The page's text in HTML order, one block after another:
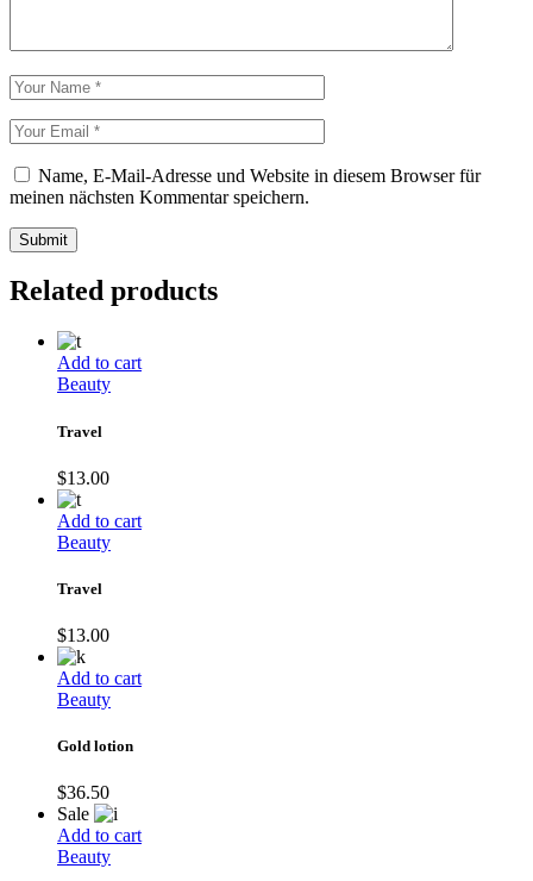
Name, E-Mail-Adresse und Website in diesem Browser für
meinen nächsten Kommentar speichern.
Submit
Related products
Add to cart
Beauty
Travel
$13.00
Add to cart
Beauty
Travel
$13.00
Add to cart
Beauty
Gold lotion
$36.50
Sale
Add to cart
Beauty